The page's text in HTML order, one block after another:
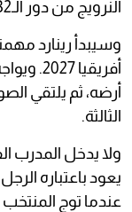
النرويج من دور الـ32.
وسيبدأ رينارد
أرضه، ثم يلتقي
الثالثة.
ولا يدخل المدرب
عندما توج المنتخب